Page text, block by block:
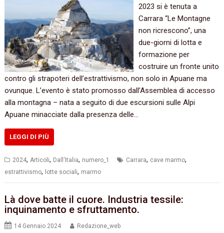
2023 si è tenuta a
Carrara “Le Montagne
non ricrescono”, una
due-giorni di lotta e
formazione per
costruire un fronte unito
contro gli strapoteri dell’estrattivismo, non solo in Apuane ma
ovunque. L’evento è stato promosso dall’Assemblea di accesso
alla montagna – nata a seguito di due escursioni sulle Alpi
Apuane minacciate dalla presenza delle…
LEGGI DI PIÙ
2024,Articoli, Dall'Italia, numero_1 Carrara, cave marmo,
estrattivismo, lotte sociali, marmo
Là dove batte il cuore. Industria tessile:
inquinamento e sfruttamento.
14 Gennaio 2024 Redazione_web